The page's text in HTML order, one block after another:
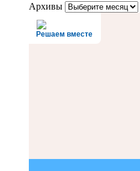
Архивы
Решаем вместе